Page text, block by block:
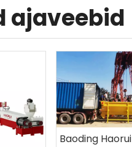
ajaveebid
Baoding Haorui